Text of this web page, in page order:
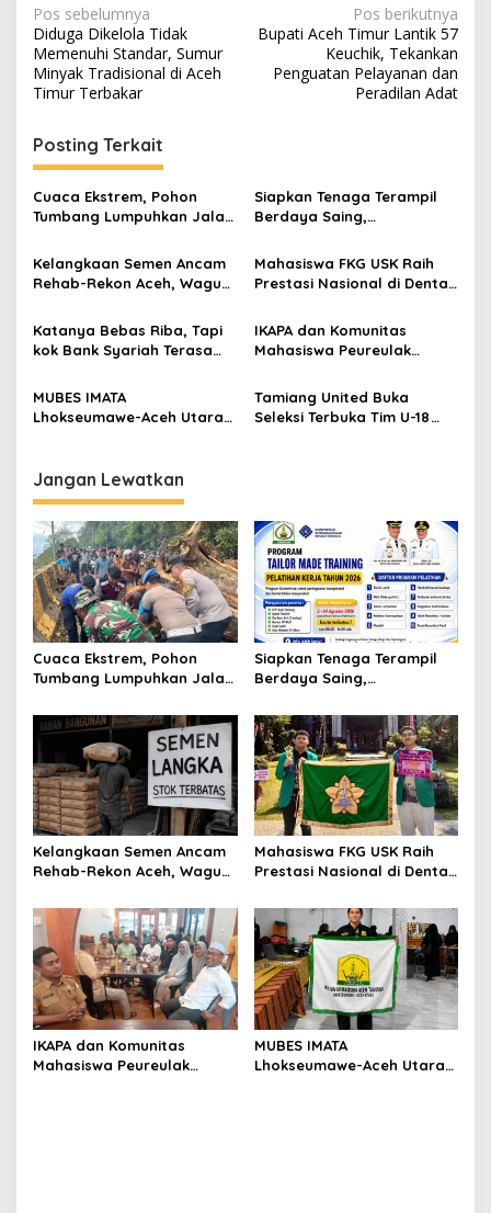
N
a
v
i
g
a
s
i
p
o
s
Pos sebelumnya
Diduga Dikelola Tidak
Memenuhi Standar, Sumur
Minyak Tradisional di Aceh
Timur Terbakar
Pos berikutnya
Bupati Aceh Timur Lantik 57
Keuchik, Tekankan
Penguatan Pelayanan dan
Peradilan Adat
Posting Terkait
Cuaca Ekstrem, Pohon
Tumbang Lumpuhkan Jalan
Blangpidie
Siapkan Tenaga Terampil
Berdaya Saing,
Tamiang Buka Pelatihan
Kerja 2026
Kelangkaan Semen Ancam
Rehab-Rekon Aceh, Wagub
Mahasiswa FKG USK Raih
Prestasi Nasional di Dental
Katanya Bebas Riba, Tapi
kok Bank Syariah Terasa
IKAPA dan Komunitas
Mahasiswa Peureulak
Peureulak Raya
MUBES IMATA
Lhokseumawe-Aceh Utara
2026–2027
Tamiang United Buka
Seleksi Terbuka Tim U-18
Jangan Lewatkan
Cuaca Ekstrem, Pohon
Tumbang Lumpuhkan Jalan
Blangpidie
Siapkan Tenaga Terampil
Berdaya Saing,
Tamiang Buka Pelatihan
Kerja 2026
Kelangkaan Semen Ancam
Rehab-Rekon Aceh, Wagub
Mahasiswa FKG USK Raih
Prestasi Nasional di Dental
IKAPA dan Komunitas
Mahasiswa Peureulak
MUBES IMATA
Lhokseumawe-Aceh Utara